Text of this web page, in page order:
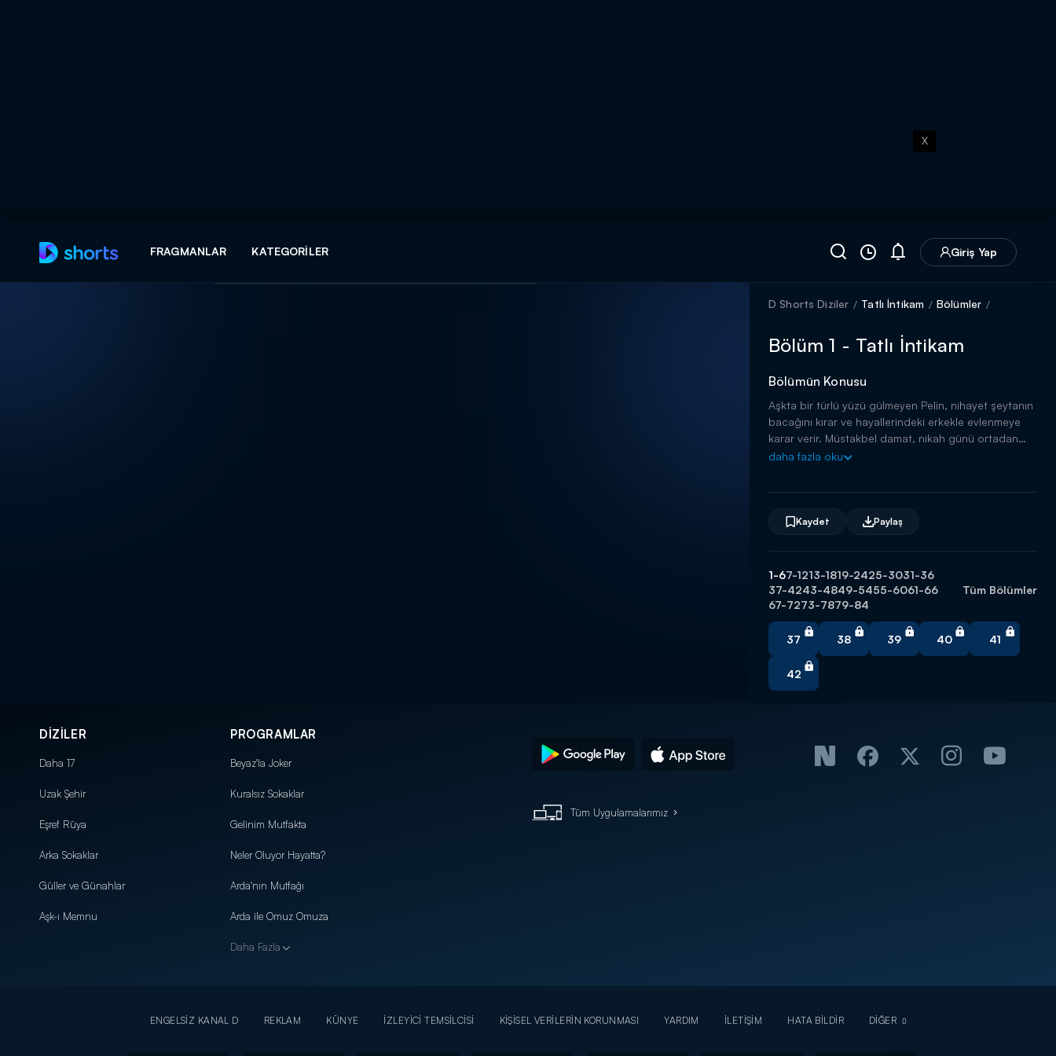
X
FRAGMANLAR KATEGORILER Giriş Yap
D Shorts Diziler Tatlı İntikam Bölümler
Bölüm 1 - Tatlı İntikam
Bölümün Konusu
Aşkta bir türlü yüzü gülmeyen Pelin, nihayet şeytanın
bacağını kırar ve hayallerindeki erkekle evlenmeye
karar verir. Müstakbel damat, nikah günü ortadan
kaybolur...
daha fazla oku
Kaydet Paylaş
1-67-1213-1819-2425-3031-36
37-4243-4849-5455-6061-66
67-7273-7879-84
Tüm Bölümler
37 38 39 40 41
42
DİZİLER
Daha 17
Uzak Şehir
Eşref Rüya
Arka Sokaklar
Güller ve Günahlar
Aşk-ı Memnu
PROGRAMLAR
Beyaz'la Joker
Kuralsız Sokaklar
Gelinim Mutfakta
Neler Oluyor Hayatta?
Arda'nın Mutfağı
Arda ile Omuz Omuza
Daha Fazla
Tüm Uygulamalarımız
ENGELSİZ KANAL D REKLAM KÜNYE İZLEYİCİ TEMSİLCİSİ KİŞİSEL VERİLERİN KORUNMASI YARDIM İLETİŞİM HATA BİLDİR DİĞER